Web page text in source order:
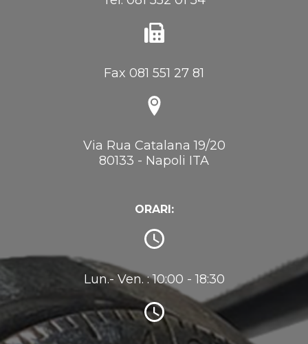
Fax 081 551 27 81
Via Rua Catalana 19/20
80133 - Napoli ITA
ORARI:
Lun.- Ven. : 10:00 - 18:30